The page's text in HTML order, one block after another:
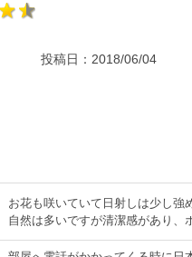
投稿日： 2018/06/04
お花も咲いていて日射しは少し強
自然は多いですが清潔感があり、